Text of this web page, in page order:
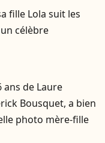
fille Lola suit les
célèbre
ans de Laure
Bousquet, a bien
photo mère-fille